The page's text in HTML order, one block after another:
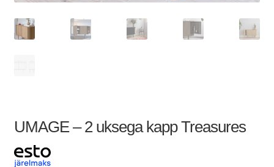
UMAGE – 2 uksega kapp Treasures